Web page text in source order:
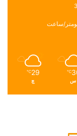
℃
س
29
℃
چ